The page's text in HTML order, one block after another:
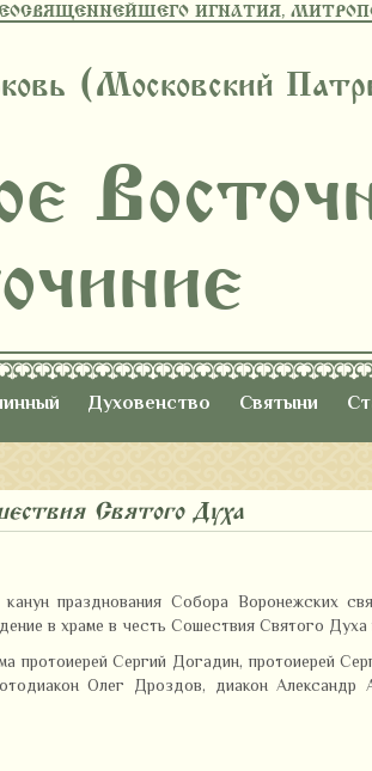
ИГНАТИЯ,
(Московский
Духовенство Святыни
Святого Духа
празднования Собора Воронежских
в храме в честь Сошествия Святого Духа
протоиерей Сергий Догадин, протоиерей
Олег Дроздов, диакон Александр